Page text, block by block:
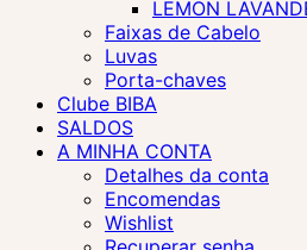
LEMON
Faixas de Cabelo
Luvas
Porta-chaves
Clube BIBA
SALDOS
A MINHA CONTA
Detalhes da conta
Encomendas
Wishlist